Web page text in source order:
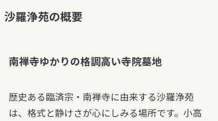
沙羅浄苑の概要
南禅寺ゆかりの格調高い寺院墓地
歴史ある臨済宗・南禅寺に由来する沙羅浄苑
は、格式と静けさが心にしみる場所です。小高